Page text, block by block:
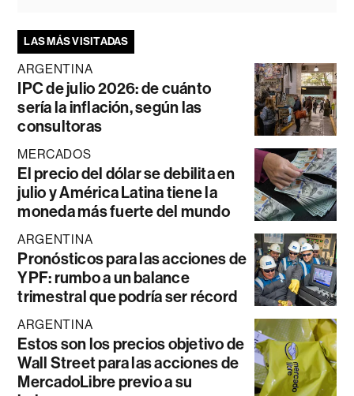
LAS MÁS VISITADAS
ARGENTINA
IPC de julio 2026: de cuánto
sería la inflación, según las
consultoras
MERCADOS
El precio del dólar se debilita en
julio y América Latina tiene la
moneda más fuerte del mundo
ARGENTINA
Pronósticos para las acciones de
YPF: rumbo a un balance
trimestral que podría ser récord
ARGENTINA
Estos son los precios objetivo de
Wall Street para las acciones de
MercadoLibre previo a su